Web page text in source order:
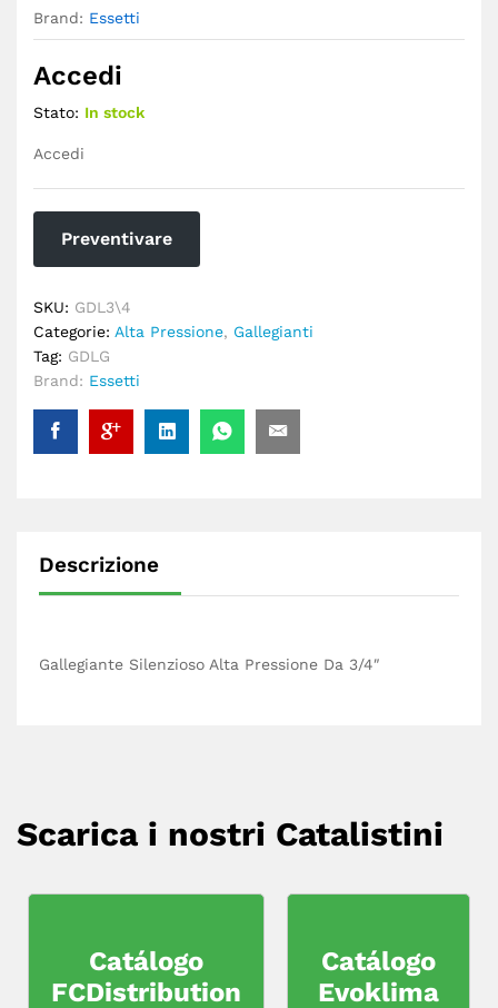
Brand: Essetti
Accedi
Stato: In stock
Accedi
Preventivare
SKU: GDL3\4
Categorie: Alta Pressione, Gallegianti
Tag: GDLG
Brand: Essetti
Descrizione
Gallegiante Silenzioso Alta Pressione Da 3/4″
Scarica i nostri Catalistini
Catálogo
FCDistribution
Catálogo
Evoklima